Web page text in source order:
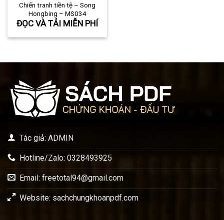
Chiến tranh tiền tệ – Song
Hongbing – MS034
ĐỌC VÀ TẢI MIỄN PHÍ
Tác giả: ADMIN
Hotline/Zalo: 0328493925
Email: freetotal94@gmail.com
Website: sachchungkhoanpdf.com